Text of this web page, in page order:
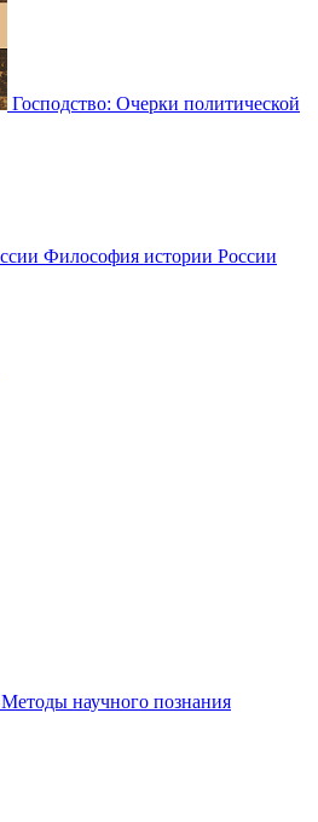
Господство: Очерки политической
Философия истории России
Методы научного познания